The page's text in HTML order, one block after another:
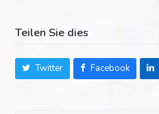
Teilen Sie dies
Twitter Facebook